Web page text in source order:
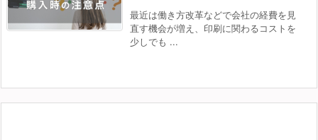
最近は働き方改革などで会社の経費を見
直す機会が増え、印刷に関わるコストを
少しでも ...